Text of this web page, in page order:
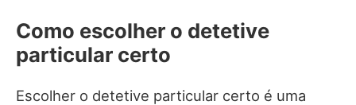
Como escolher o detetive
particular certo
Escolher o detetive particular certo é uma